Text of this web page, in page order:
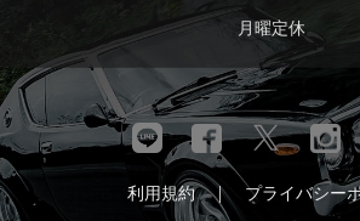
月曜定休
利用規約 プライバシー